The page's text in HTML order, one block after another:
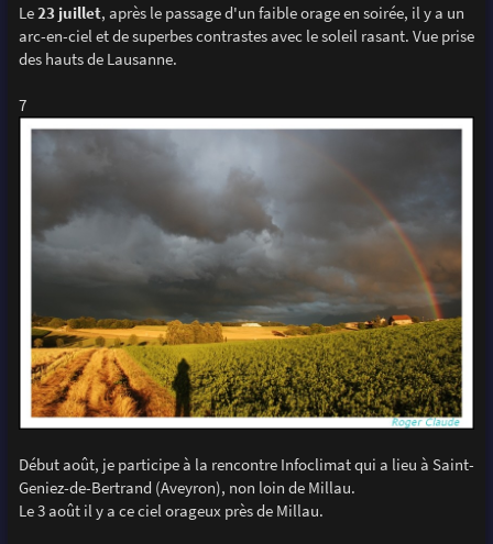
Le23 juillet, après le passage d'un faible orage en soirée, il y a un
arc-en-ciel et de superbes contrastes avec le soleil rasant. Vue prise
des hauts de Lausanne.
7
Début août, je participe à la rencontre Infoclimat qui a lieu à Saint-
Geniez-de-Bertrand (Aveyron), non loin de Millau.
Le 3 août il y a ce ciel orageux près de Millau.